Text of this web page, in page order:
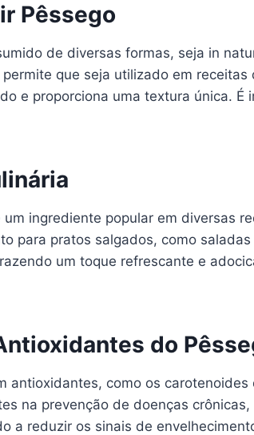
Pêssego
de diversas formas, seja in
que seja utilizado em
e proporciona uma textura única.
um ingrediente popular em diversas
para pratos salgados, como
um toque refrescante e
do
antioxidantes, como os
na prevenção de doenças
a reduzir os sinais de